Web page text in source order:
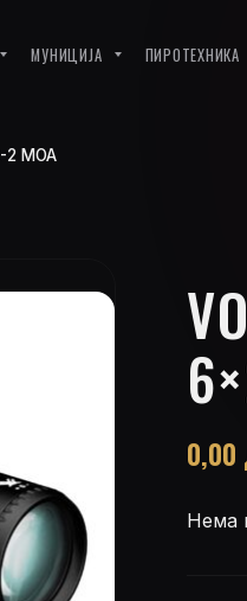
МУНИЦИЈА ПИРОТЕХНИКА
2 MOA
0,00
Нема